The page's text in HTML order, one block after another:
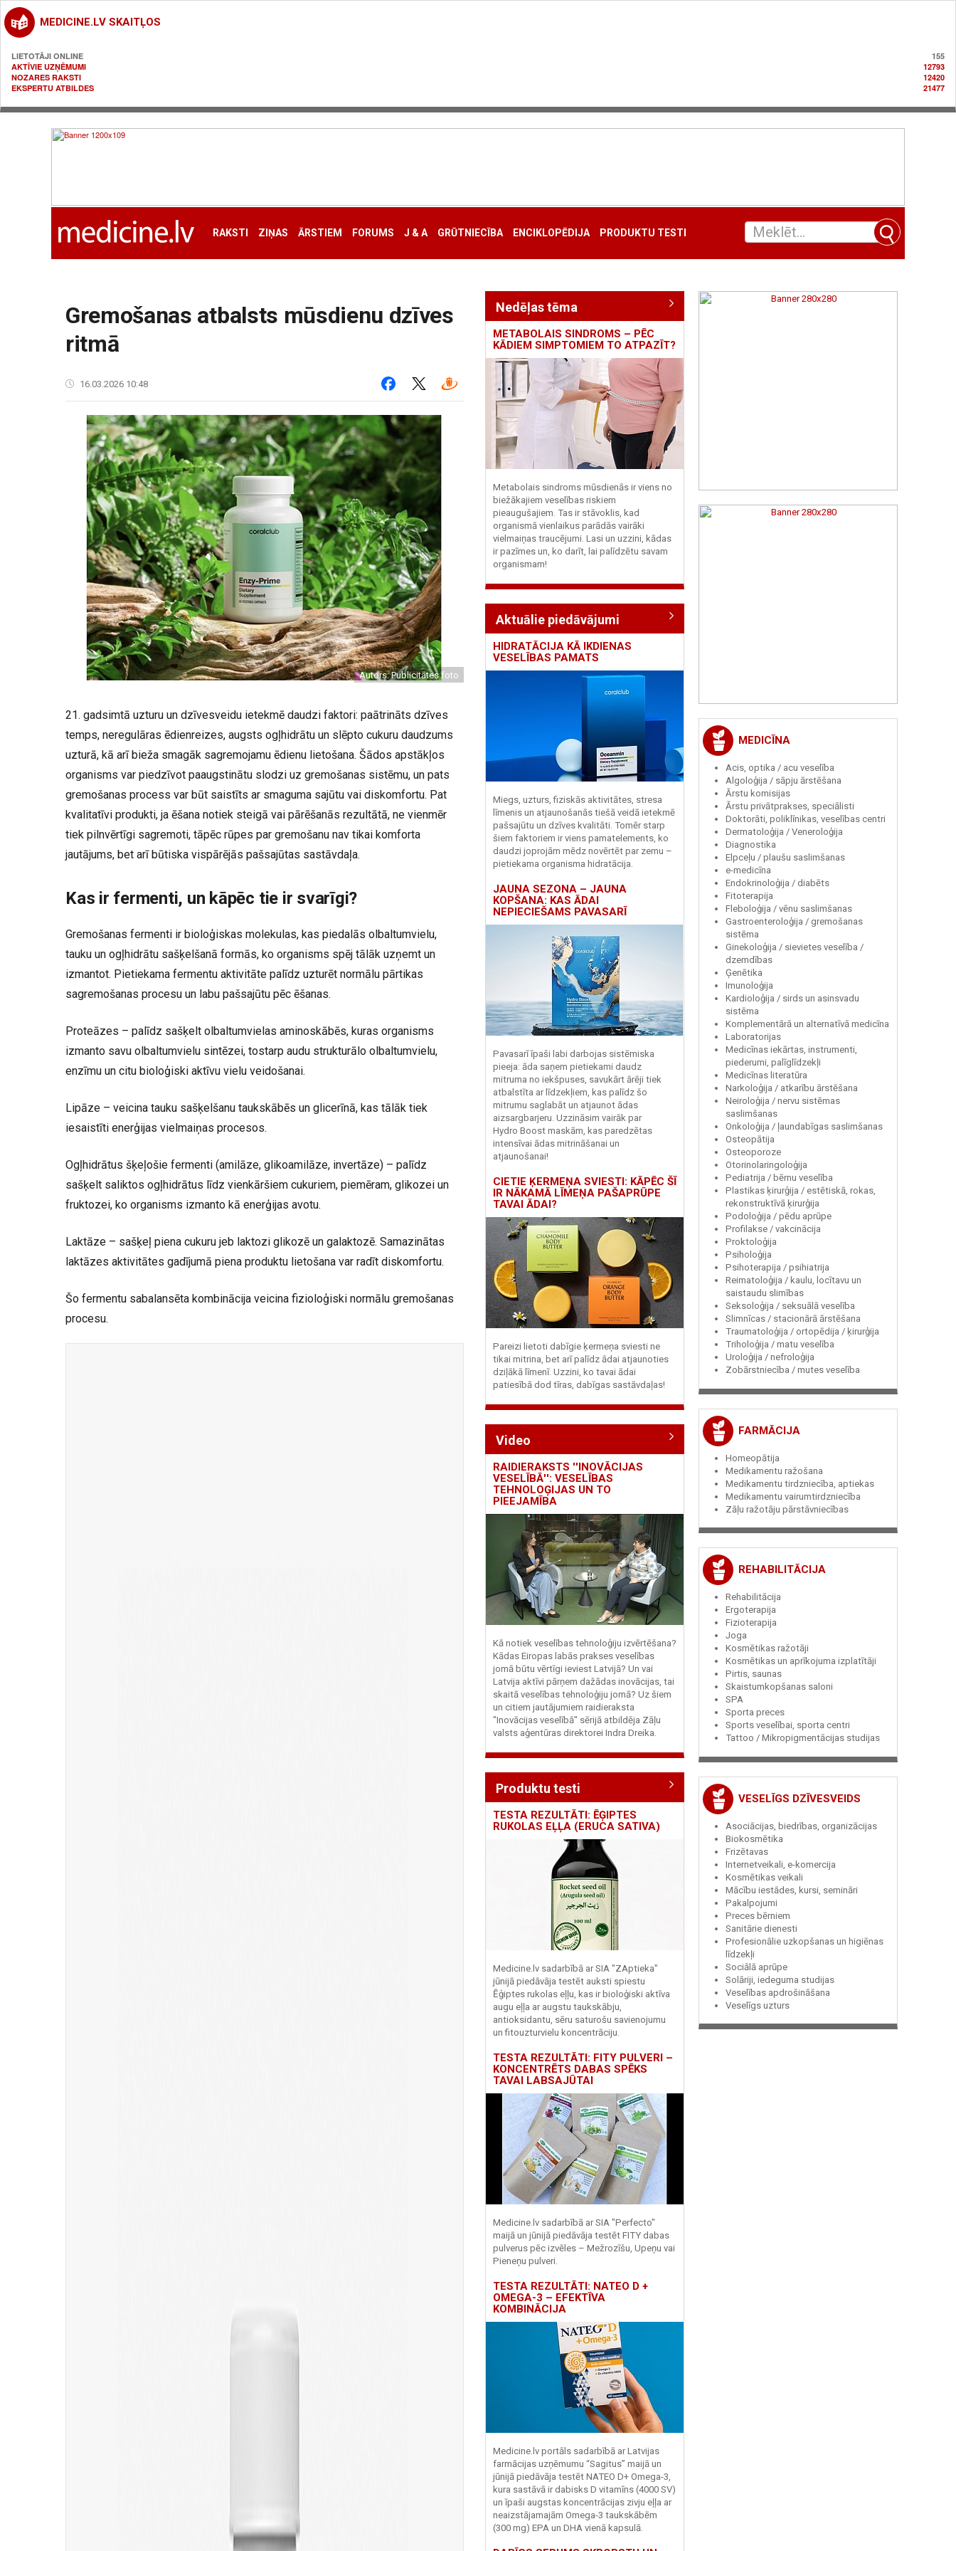
MEDICINE.LV SKAITĻOS
LIETOTĀJI ONLINE
155
AKTĪVIE UZŅĒMUMI
12793
NOZARES RAKSTI
12420
EKSPERTU ATBILDES
21477
RAKSTI ZIŅAS ĀRSTIEM FORUMS J & A GRŪTNIECĪBA ENCIKLOPĒDIJA PRODUKTU TESTI
Gremošanas atbalsts mūsdienu dzīves
ritmā
16.03.2026 10:48
Autors: Publicitātes foto
21. gadsimtā uzturu un dzīvesveidu ietekmē daudzi faktori: paātrināts dzīves
temps, neregulāras ēdienreizes, augsts ogļhidrātu un slēpto cukuru daudzums
uzturā, kā arī bieža smagāk sagremojamu ēdienu lietošana. Šādos apstākļos
organisms var piedzīvot paaugstinātu slodzi uz gremošanas sistēmu, un pats
gremošanas process var būt saistīts ar smaguma sajūtu vai diskomfortu. Pat
kvalitatīvi produkti, ja ēšana notiek steigā vai pārēšanās rezultātā, ne vienmēr
tiek pilnvērtīgi sagremoti, tāpēc rūpes par gremošanu nav tikai komforta
jautājums, bet arī būtiska vispārējās pašsajūtas sastāvdaļa.
Kas ir fermenti, un kāpēc tie ir svarīgi?
Gremošanas fermenti ir bioloģiskas molekulas, kas piedalās olbaltumvielu,
tauku un ogļhidrātu sašķelšanā formās, ko organisms spēj tālāk uzņemt un
izmantot. Pietiekama fermentu aktivitāte palīdz uzturēt normālu pārtikas
sagremošanas procesu un labu pašsajūtu pēc ēšanas.
Proteāzes – palīdz sašķelt olbaltumvielas aminoskābēs, kuras organisms
izmanto savu olbaltumvielu sintēzei, tostarp audu strukturālo olbaltumvielu,
enzīmu un citu bioloģiski aktīvu vielu veidošanai.
Lipāze – veicina tauku sašķelšanu taukskābēs un glicerīnā, kas tālāk tiek
iesaistīti enerģijas vielmaiņas procesos.
Ogļhidrātus šķeļošie fermenti (amilāze, glikoamilāze, invertāze) – palīdz
sašķelt saliktos ogļhidrātus līdz vienkāršiem cukuriem, piemēram, glikozei un
fruktozei, ko organisms izmanto kā enerģijas avotu.
Laktāze – sašķeļ piena cukuru jeb laktozi glikozē un galaktozē. Samazinātas
laktāzes aktivitātes gadījumā piena produktu lietošana var radīt diskomfortu.
Šo fermentu sabalansēta kombinācija veicina fizioloģiski normālu gremošanas
procesu.
Nedēļas tēma
METABOLAIS SINDROMS – PĒC
KĀDIEM SIMPTOMIEM TO ATPAZĪT?
Metabolais sindroms mūsdienās ir viens no
biežākajiem veselības riskiem
pieaugušajiem. Tas ir stāvoklis, kad
organismā vienlaikus parādās vairāki
vielmaiņas traucējumi. Lasi un uzzini, kādas
ir pazīmes un, ko darīt, lai palīdzētu savam
organismam!
Aktuālie piedāvājumi
HIDRATĀCIJA KĀ IKDIENAS
VESELĪBAS PAMATS
Miegs, uzturs, fiziskās aktivitātes, stresa
līmenis un atjaunošanās tiešā veidā ietekmē
pašsajūtu un dzīves kvalitāti. Tomēr starp
šiem faktoriem ir viens pamatelements, ko
daudzi joprojām mēdz novērtēt par zemu –
pietiekama organisma hidratācija.
JAUNA SEZONA – JAUNA
KOPŠANA: KAS ĀDAI
NEPIECIEŠAMS PAVASARĪ
Pavasarī īpaši labi darbojas sistēmiska
pieeja: āda saņem pietiekami daudz
mitruma no iekšpuses, savukārt ārēji tiek
atbalstīta ar līdzekļiem, kas palīdz šo
mitrumu saglabāt un atjaunot ādas
aizsargbarjeru. Uzzināsim vairāk par
Hydro Boost maskām, kas paredzētas
intensīvai ādas mitrināšanai un
atjaunošanai!
CIETIE ĶERMEŅA SVIESTI: KĀPĒC ŠĪ
IR NĀKAMĀ LĪMEŅA PAŠAPRŪPE
TAVAI ĀDAI?
Pareizi lietoti dabīgie ķermeņa sviesti ne
tikai mitrina, bet arī palīdz ādai atjaunoties
dziļākā līmenī. Uzzini, ko tavai ādai
patiesībā dod tīras, dabīgas sastāvdaļas!
Video
RAIDIERAKSTS ''INOVĀCIJAS
VESELĪBĀ'': VESELĪBAS
TEHNOLOĢIJAS UN TO
PIEEJAMĪBA
Kā notiek veselības tehnoloģiju izvērtēšana?
Kādas Eiropas labās prakses veselības
jomā būtu vērtīgi ieviest Latvijā? Un vai
Latvija aktīvi pārņem dažādas inovācijas, tai
skaitā veselības tehnoloģiju jomā? Uz šiem
un citiem jautājumiem raidieraksta
"Inovācijas veselībā" sērijā atbildēja Zāļu
valsts aģentūras direktorei Indra Dreika.
Produktu testi
TESTA REZULTĀTI: ĒĢIPTES
RUKOLAS EĻĻA (ERUCA SATIVA)
Medicine.lv sadarbībā ar SIA "ZAptieka"
jūnijā piedāvāja testēt auksti spiestu
Ēģiptes rukolas eļļu, kas ir bioloģiski aktīva
augu eļļa ar augstu taukskābju,
antioksidantu, sēru saturošu savienojumu
un fitouzturvielu koncentrāciju.
TESTA REZULTĀTI: FITY PULVERI –
KONCENTRĒTS DABAS SPĒKS
TAVAI LABSAJŪTAI
Medicine.lv sadarbībā ar SIA "Perfecto"
maijā un jūnijā piedāvāja testēt FITY dabas
pulverus pēc izvēles – Mežrozīšu, Upeņu vai
Pieneņu pulveri.
TESTA REZULTĀTI: NATEO D +
OMEGA-3 – EFEKTĪVA
KOMBINĀCIJA
Medicine.lv portāls sadarbībā ar Latvijas
farmācijas uzņēmumu “Sagitus” maijā un
jūnijā piedāvāja testēt NATEO D+ Omega-3,
kura sastāvā ir dabisks D vitamīns (4000 SV)
un īpaši augstas koncentrācijas zivju eļļa ar
neaizstājamajām Omega-3 taukskābēm
(300 mg) EPA un DHA vienā kapsulā.
MEDICĪNA
Acis, optika / acu veselība
Algoloģija / sāpju ārstēšana
Ārstu komisijas
Ārstu privātprakses, speciālisti
Doktorāti, poliklīnikas, veselības centri
Dermatoloģija / Veneroloģija
Diagnostika
Elpceļu / plaušu saslimšanas
e-medicīna
Endokrinoloģija / diabēts
Fitoterapija
Fleboloģija / vēnu saslimšanas
Gastroenteroloģija / gremošanas
sistēma
Ginekoloģija / sievietes veselība /
dzemdības
Ģenētika
Imunoloģija
Kardioloģija / sirds un asinsvadu
sistēma
Komplementārā un alternatīvā medicīna
Laboratorijas
Medicīnas iekārtas, instrumenti,
piederumi, palīglīdzekļi
Medicīnas literatūra
Narkoloģija / atkarību ārstēšana
Neiroloģija / nervu sistēmas
saslimšanas
Onkoloģija / ļaundabīgas saslimšanas
Osteopātija
Osteoporoze
Otorinolaringoloģija
Pediatrija / bērnu veselība
Plastikas ķirurģija / estētiskā, rokas,
rekonstruktīvā ķirurģija
Podoloģija / pēdu aprūpe
Profilakse / vakcinācija
Proktoloģija
Psiholoģija
Psihoterapija / psihiatrija
Reimatoloģija / kaulu, locītavu un
saistaudu slimības
Seksoloģija / seksuālā veselība
Slimnīcas / stacionārā ārstēšana
Traumatoloģija / ortopēdija / ķirurģija
Triholoģija / matu veselība
Uroloģija / nefroloģija
Zobārstniecība / mutes veselība
FARMĀCIJA
Homeopātija
Medikamentu ražošana
Medikamentu tirdzniecība, aptiekas
Medikamentu vairumtirdzniecība
Zāļu ražotāju pārstāvniecības
REHABILITĀCIJA
Rehabilitācija
Ergoterapija
Fizioterapija
Joga
Kosmētikas ražotāji
Kosmētikas un aprīkojuma izplatītāji
Pirtis, saunas
Skaistumkopšanas saloni
SPA
Sporta preces
Sports veselībai, sporta centri
Tattoo / Mikropigmentācijas studijas
VESELĪGS DZĪVESVEIDS
Asociācijas, biedrības, organizācijas
Biokosmētika
Frizētavas
Internetveikali, e-komercija
Kosmētikas veikali
Mācību iestādes, kursi, semināri
Pakalpojumi
Preces bērniem
Sanitārie dienesti
Profesionālie uzkopšanas un higiēnas
līdzekļi
Sociālā aprūpe
Solāriji, iedeguma studijas
Veselības apdrošināšana
Veselīgs uzturs